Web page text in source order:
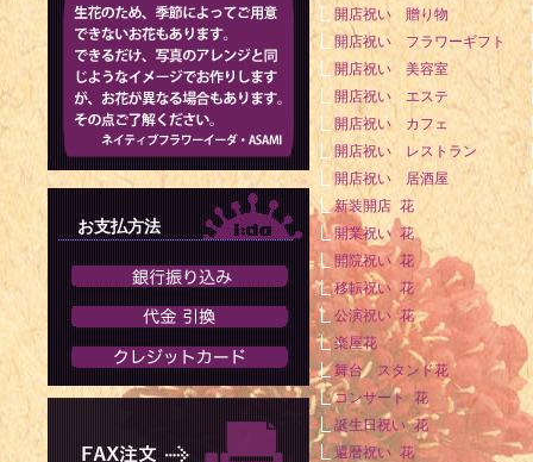
開店祝い 贈り物
開店祝い フラワーギフト
開店祝い 美容室
開店祝い エステ
開店祝い カフェ
開店祝い レストラン
開店祝い 居酒屋
新装開店 花
開業祝い 花
開院祝い 花
移転祝い 花
公演祝い 花
楽屋花
舞台 スタンド花
コンサート 花
誕生日祝い 花
還暦祝い 花
お支払方法